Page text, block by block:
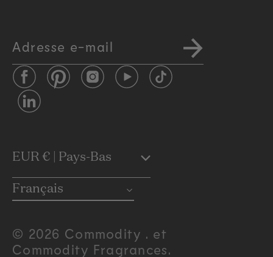
Adresse e-mail
FacebookPinterestInstagramYouTube
TikTok
LinkedIn
C
o
u
EUR € | Pays-Bas
Français
© 2026 Commodity . et
Commodity Fragrances.